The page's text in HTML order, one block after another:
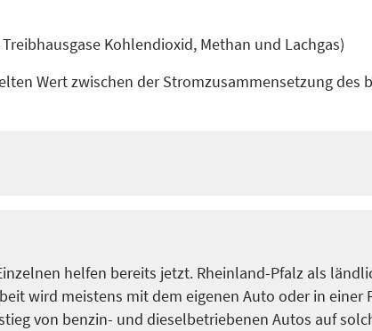
Kohlendioxid, Methan und Lachgas)
Wert zwischen der Stromzusammensetzung des
helfen bereits jetzt. Rheinland-Pfalz als
wird meistens mit dem eigenen Auto oder in einer
von benzin- und dieselbetriebenen Autos auf